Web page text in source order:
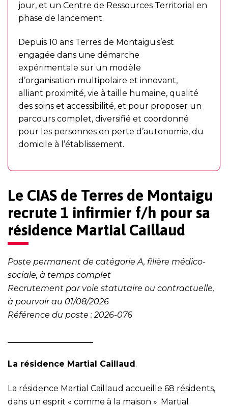
jour, et un Centre de Ressources Territorial en
phase de lancement.
Depuis 10 ans Terres de Montaigu s’est
engagée dans une démarche
expérimentale sur un modèle
d’organisation multipolaire et innovant,
alliant proximité, vie à taille humaine, qualité
des soins et accessibilité, et pour proposer un
parcours complet, diversifié et coordonné
pour les personnes en perte d’autonomie, du
domicile à l’établissement.
Le CIAS de Terres de Montaigu
recrute 1 infirmier f/h pour sa
résidence Martial Caillaud
Poste permanent de catégorie A, filière médico-
sociale, à temps complet
Recrutement par voie statutaire ou contractuelle,
à pourvoir au 01/08/2026
Référence du poste : 2026-076
La résidence Martial Caillaud.
La résidence Martial Caillaud accueille 68 résidents,
dans un esprit « comme à la maison ». Martial